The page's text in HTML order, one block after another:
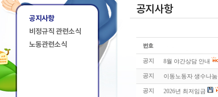
공지사항
비정규직 관련소식
노동관련소식
공지사항
공지 8월 야간상담 안내
공지 이동노동자 생수나
공지 2026년 최저임금